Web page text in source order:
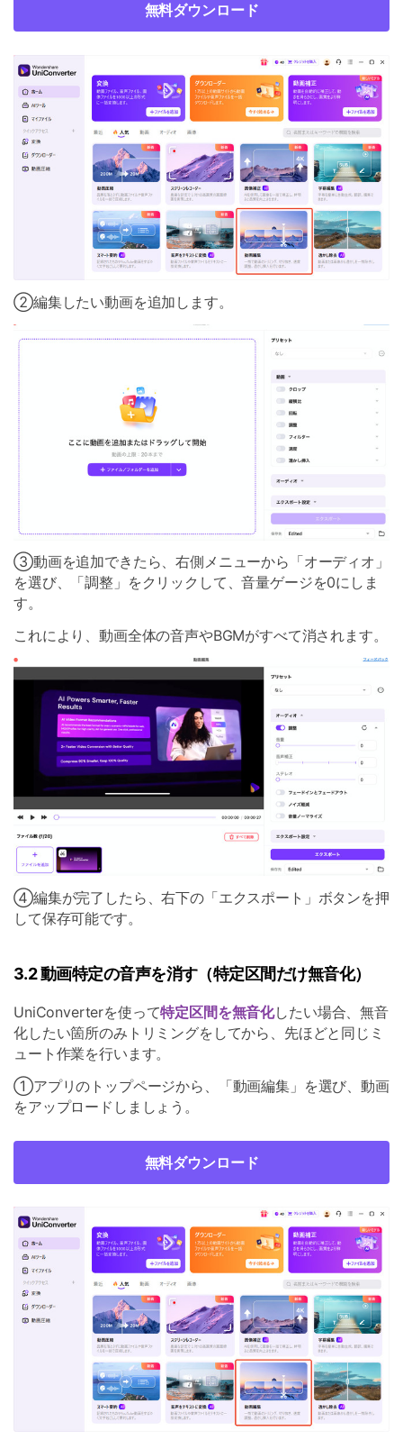
無料ダウンロード
➁編集したい動画を追加します。
③動画を追加できたら、右側メニューから「オーディオ」
を選び、「調整」をクリックして、音量ゲージを0にしま
す。
これにより、動画全体の音声やBGMがすべて消されます。
④編集が完了したら、右下の「エクスポート」ボタンを押
して保存可能です。
3.2 動画特定の音声を消す（特定区間だけ無音化）
UniConverterを使って特定区間を無音化したい場合、無音
化したい箇所のみトリミングをしてから、先ほどと同じミ
ュート作業を行います。
①アプリのトップページから、「動画編集」を選び、動画
をアップロードしましょう。
無料ダウンロード